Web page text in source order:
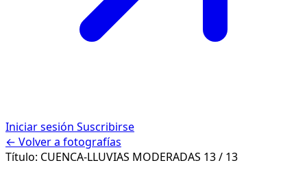
Iniciar sesión Suscribirse
← Volver a fotografías
Título: CUENCA-LLUVIAS MODERADAS 13 / 13